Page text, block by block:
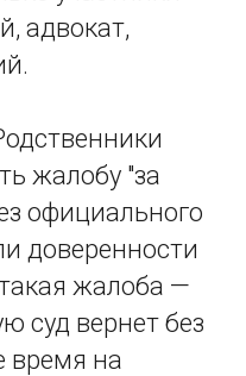
адвокат,
жалобу "за
официального
доверенности
жалоба —
суд вернет без
время на